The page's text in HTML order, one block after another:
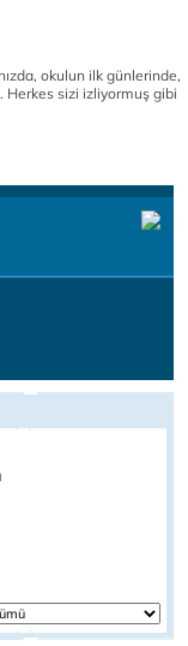
okulun ilk günlerinde,
Herkes sizi izliyormuş gibi